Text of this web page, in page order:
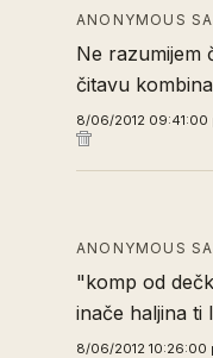
ANONYMOUS
Ne razumijem
čitavu
8/06/2012 09:41:00
ANONYMOUS
"komp od
inače haljina ti
8/06/2012 10:26:00